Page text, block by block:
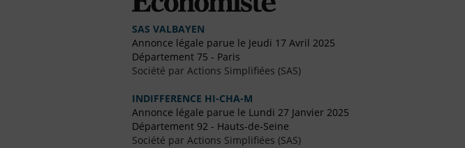
SAS VALBAYEN
Annonce légale parue le Jeudi 17 Avril 2025
Département 75 - Paris
Société par Actions Simplifiées (SAS)
INDIFFERENCE HI-CHA-M
Annonce légale parue le Lundi 27 Janvier 2025
Département 92 - Hauts-de-Seine
Société par Actions Simplifiées (SAS)